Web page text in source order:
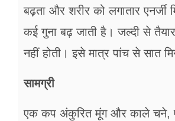
बढ़ता और शरीर को लगातार
कई गुना बढ़ जाती है। जल्दी से
नहीं होती। इसे मात्र पांच से सात
सामग्री
एक कप अंकुरित मूंग और काले चने,